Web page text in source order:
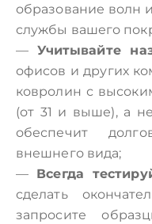
образование волн
службы вашего
— Учитывайте
офисов и других
ковролин с
(от 31 и выше), а
обеспечит
внешнего вида;
— Всегда
сделать
запросите